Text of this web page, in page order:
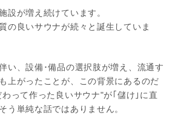
設が増え続けています。
の良いサウナが続々と誕生していま
い、設備･備品の選択肢が増え、流通す
上がったことが、この背景にあるのだ
って作った良いサウナ"が｢儲け｣に直
う単純な話ではありません。